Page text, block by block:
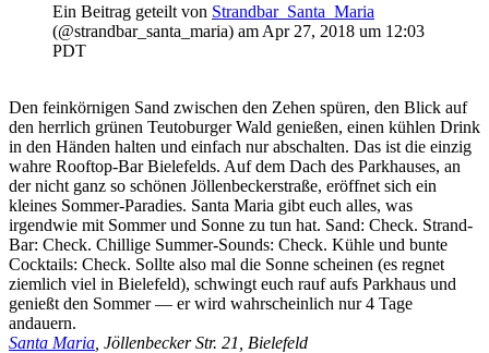
Ein Beitrag geteilt von Strandbar_Santa_Maria
(@strandbar_santa_maria) am Apr 27, 2018 um 12:03
PDT
Den feinkörnigen Sand zwischen den Zehen spüren, den Blick auf
den herrlich grünen Teutoburger Wald genießen, einen kühlen Drink
in den Händen halten und einfach nur abschalten. Das ist die einzig
wahre Rooftop-Bar Bielefelds. Auf dem Dach des Parkhauses, an
der nicht ganz so schönen Jöllenbeckerstraße, eröffnet sich ein
kleines Sommer-Paradies. Santa Maria gibt euch alles, was
irgendwie mit Sommer und Sonne zu tun hat. Sand: Check. Strand-
Bar: Check. Chillige Summer-Sounds: Check. Kühle und bunte
Cocktails: Check. Sollte also mal die Sonne scheinen (es regnet
ziemlich viel in Bielefeld), schwingt euch rauf aufs Parkhaus und
genießt den Sommer — er wird wahrscheinlich nur 4 Tage
andauern.
Santa Maria , Jöllenbecker Str. 21, Bielefeld